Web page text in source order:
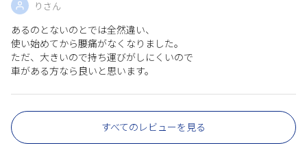
りさん
あるのとないのとでは全然違い、
使い始めてから腰痛がなくなりました。
ただ、大きいので持ち運びがしにくいので
車がある方なら良いと思います。
すべてのレビューを見る